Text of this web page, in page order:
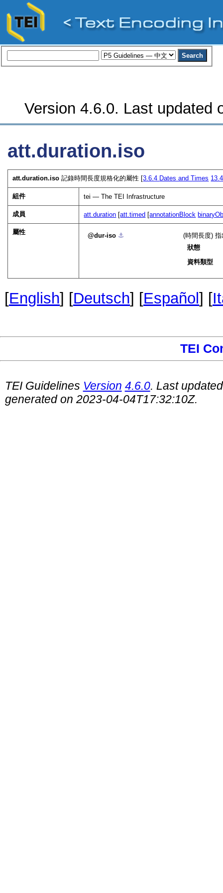
Version 4.6.0. Last updated
att.duration.iso
att.duration.iso 記錄時間長度規格化的屬性 [3.6.4 Dates and Times
組件 tei — The TEI Infrastructure
成員 att.duration [att.timed [annotationBlock
屬性 dur-iso ⚓︎
(時間長度)
狀態
資料類型
[English] [Deutsch] [Español ] [
TEI
TEI Guidelines Version 4.6.0. Last
generated on 2023-04-04T17:32:10Z.